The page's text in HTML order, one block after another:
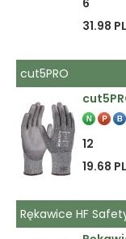
6
31.98
cut5PRO
12
19.68
Rękawice HF